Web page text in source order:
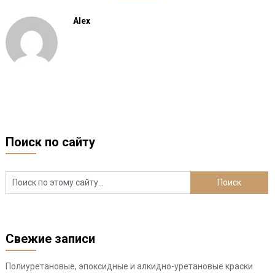
Alex
Поиск по сайту
Свежие записи
Полиуретановые, эпоксидные и алкидно-уретановые краски